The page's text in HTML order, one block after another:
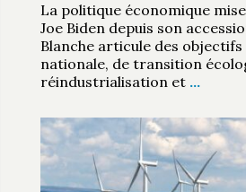
La politique économique
Joe Biden depuis son
Blanche articule des
nationale, de transition
réindustrialisation et …